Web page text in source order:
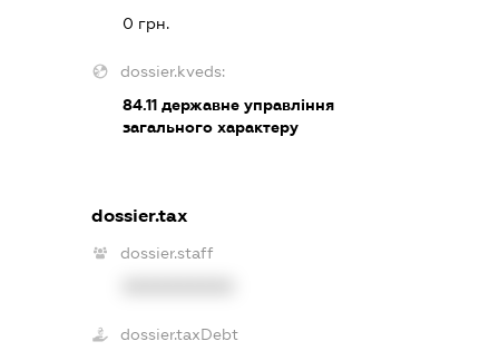
0 грн.
dossier.kveds:
84.11державне управління
загального характеру
dossier.tax
dossier.staff
dossier.taxDebt